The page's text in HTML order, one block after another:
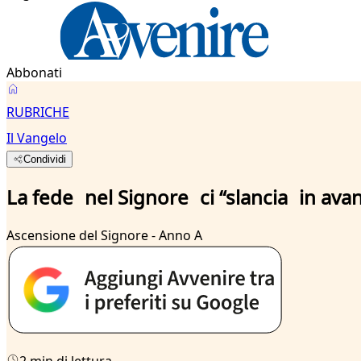
Abbonati
RUBRICHE
Il Vangelo
Condividi
La fede nel Signore ci “slancia in
Ascensione del Signore - Anno A